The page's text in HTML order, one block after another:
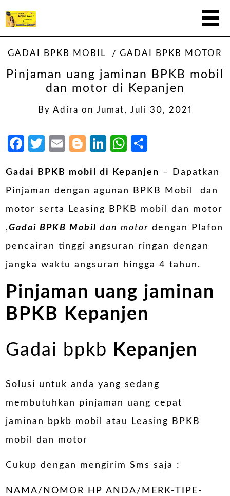
GADAI BPKB MOBIL GADAI BPKB MOTOR
Pinjaman uang jaminan BPKB mobil
dan motor di Kepanjen
By Adira on Jumat, Juli 30, 2021
Facebook
Twitter
EmailBlogger
LinkedIn
WhatsApp
Gadai BPKB mobil di Kepanjen – Dapatkan
Pinjaman dengan agunan BPKB Mobil dan
motor serta Leasing BPKB mobil dan motor
,Gadai BPKB Mobil dan motor dengan Plafon
pencairan tinggi angsuran ringan dengan
jangka waktu angsuran hingga 4 tahun.
Pinjaman uang jaminan
BPKB Kepanjen
Gadai bpkb Kepanjen
Solusi untuk anda yang sedang
membutuhkan pinjaman uang cepat
jaminan bpkb mobil atau Leasing BPKB
mobil dan motor
Cukup dengan mengirim Sms saja :
NAMA/NOMOR HP ANDA/MERK-TIPE-